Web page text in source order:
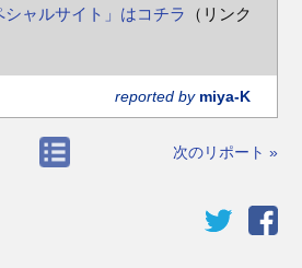
シャルサイト」はコチラ
（リンク
reported by miya-K
次のリポート »